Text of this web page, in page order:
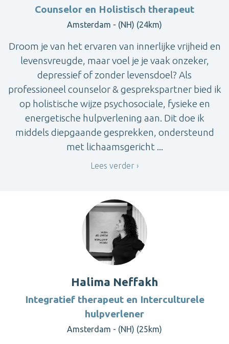
Counselor en Holistisch therapeut
Amsterdam - (NH) (24km)
Droom je van het ervaren van innerlijke vrijheid en
levensvreugde, maar voel je je vaak onzeker,
depressief of zonder levensdoel? Als
professioneel counselor & gesprekspartner bied ik
op holistische wijze psychosociale, fysieke en
energetische hulpverlening aan. Dit doe ik
middels diepgaande gesprekken, ondersteund
met lichaamsgericht ...
Lees verder
Halima Neffakh
Integratief therapeut en Interculturele
hulpverlener
Amsterdam - (NH) (25km)